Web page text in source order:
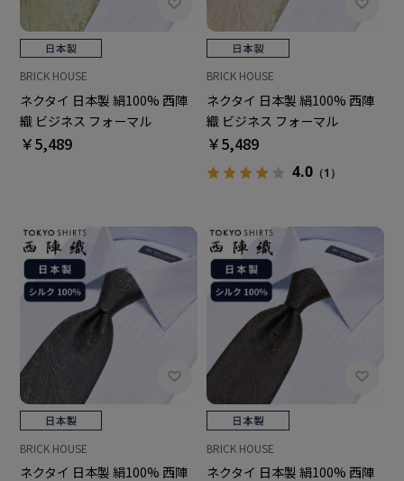
BRICK HOUSE
ネクタイ 日本製 絹100% 西陣
織 ビジネス フォーマル
￥5,489
BRICK HOUSE
ネクタイ 日本製 絹100% 西陣
織 ビジネス フォーマル
￥5,489
4.0 （1）
BRICK HOUSE
ネクタイ 日本製 絹100% 西陣
BRICK HOUSE
ネクタイ 日本製 絹100% 西陣